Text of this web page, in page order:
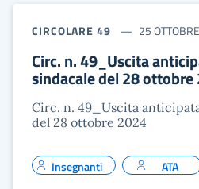
CIRCOLARE 49 25
Circ. n. 49_Uscita
sindacale del 28 ottobre
Circ. n. 49_Uscita
del 28 ottobre 2024
Insegnanti ATA